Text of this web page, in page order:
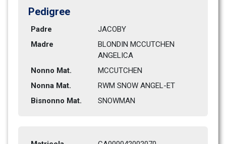
Pedigree
Padre
JACOBY
Madre
BLONDIN MCCUTCHEN
ANGELICA
Nonno Mat.
MCCUTCHEN
Nonna Mat.
RWM SNOW ANGEL-ET
Bisnonno Mat.
SNOWMAN